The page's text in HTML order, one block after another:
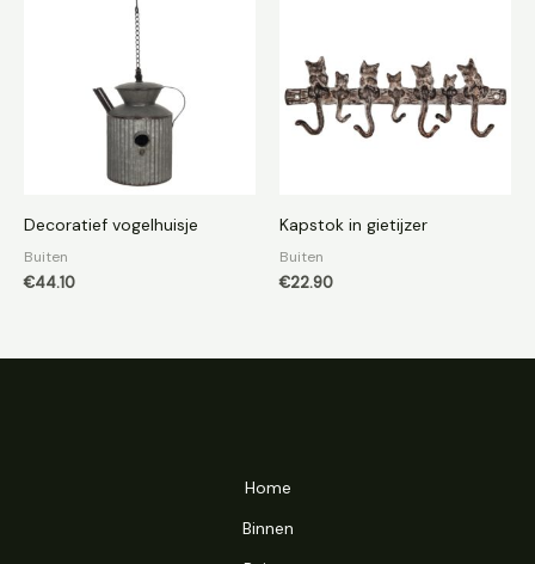
Decoratief vogelhuisje
Buiten
€44.10
Kapstok in gietijzer
Buiten
€22.90
Home
Binnen